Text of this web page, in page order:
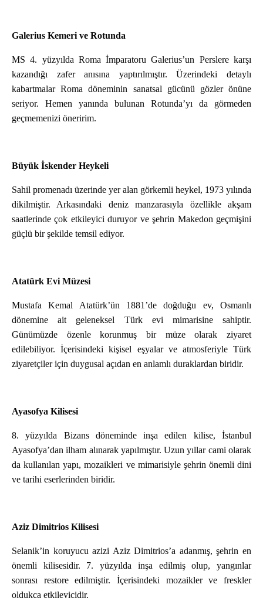
Galerius Kemeri ve Rotunda
MS 4. yüzyılda Roma İmparatoru Galerius’un Perslere karşı
kazandığı zafer anısına yaptırılmıştır. Üzerindeki detaylı
kabartmalar Roma döneminin sanatsal gücünü gözler önüne
seriyor. Hemen yanında bulunan Rotunda’yı da görmeden
geçmemenizi öneririm.
Büyük İskender Heykeli
Sahil promenadı üzerinde yer alan görkemli heykel, 1973 yılında
dikilmiştir. Arkasındaki deniz manzarasıyla özellikle akşam
saatlerinde çok etkileyici duruyor ve şehrin Makedon geçmişini
güçlü bir şekilde temsil ediyor.
Atatürk Evi Müzesi
Mustafa Kemal Atatürk’ün 1881’de doğduğu ev, Osmanlı
dönemine ait geleneksel Türk evi mimarisine sahiptir.
Günümüzde özenle korunmuş bir müze olarak ziyaret
edilebiliyor. İçerisindeki kişisel eşyalar ve atmosferiyle Türk
ziyaretçiler için duygusal açıdan en anlamlı duraklardan biridir.
Ayasofya Kilisesi
8. yüzyılda Bizans döneminde inşa edilen kilise, İstanbul
Ayasofya’dan ilham alınarak yapılmıştır. Uzun yıllar cami olarak
da kullanılan yapı, mozaikleri ve mimarisiyle şehrin önemli dini
ve tarihi eserlerinden biridir.
Aziz Dimitrios Kilisesi
Selanik’in koruyucu azizi Aziz Dimitrios’a adanmış, şehrin en
önemli kilisesidir. 7. yüzyılda inşa edilmiş olup, yangınlar
sonrası restore edilmiştir. İçerisindeki mozaikler ve freskler
oldukça etkileyicidir.